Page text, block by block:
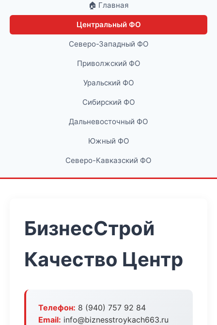
🏠 Главная
Центральный ФО
Северо-Западный ФО
Приволжский ФО
Уральский ФО
Сибирский ФО
Дальневосточный ФО
Южный ФО
Северо-Кавказский ФО
БизнесСтрой
Качество Центр
Телефон: 8 (940) 757 92 84
Email: info@biznesstroykach663.ru